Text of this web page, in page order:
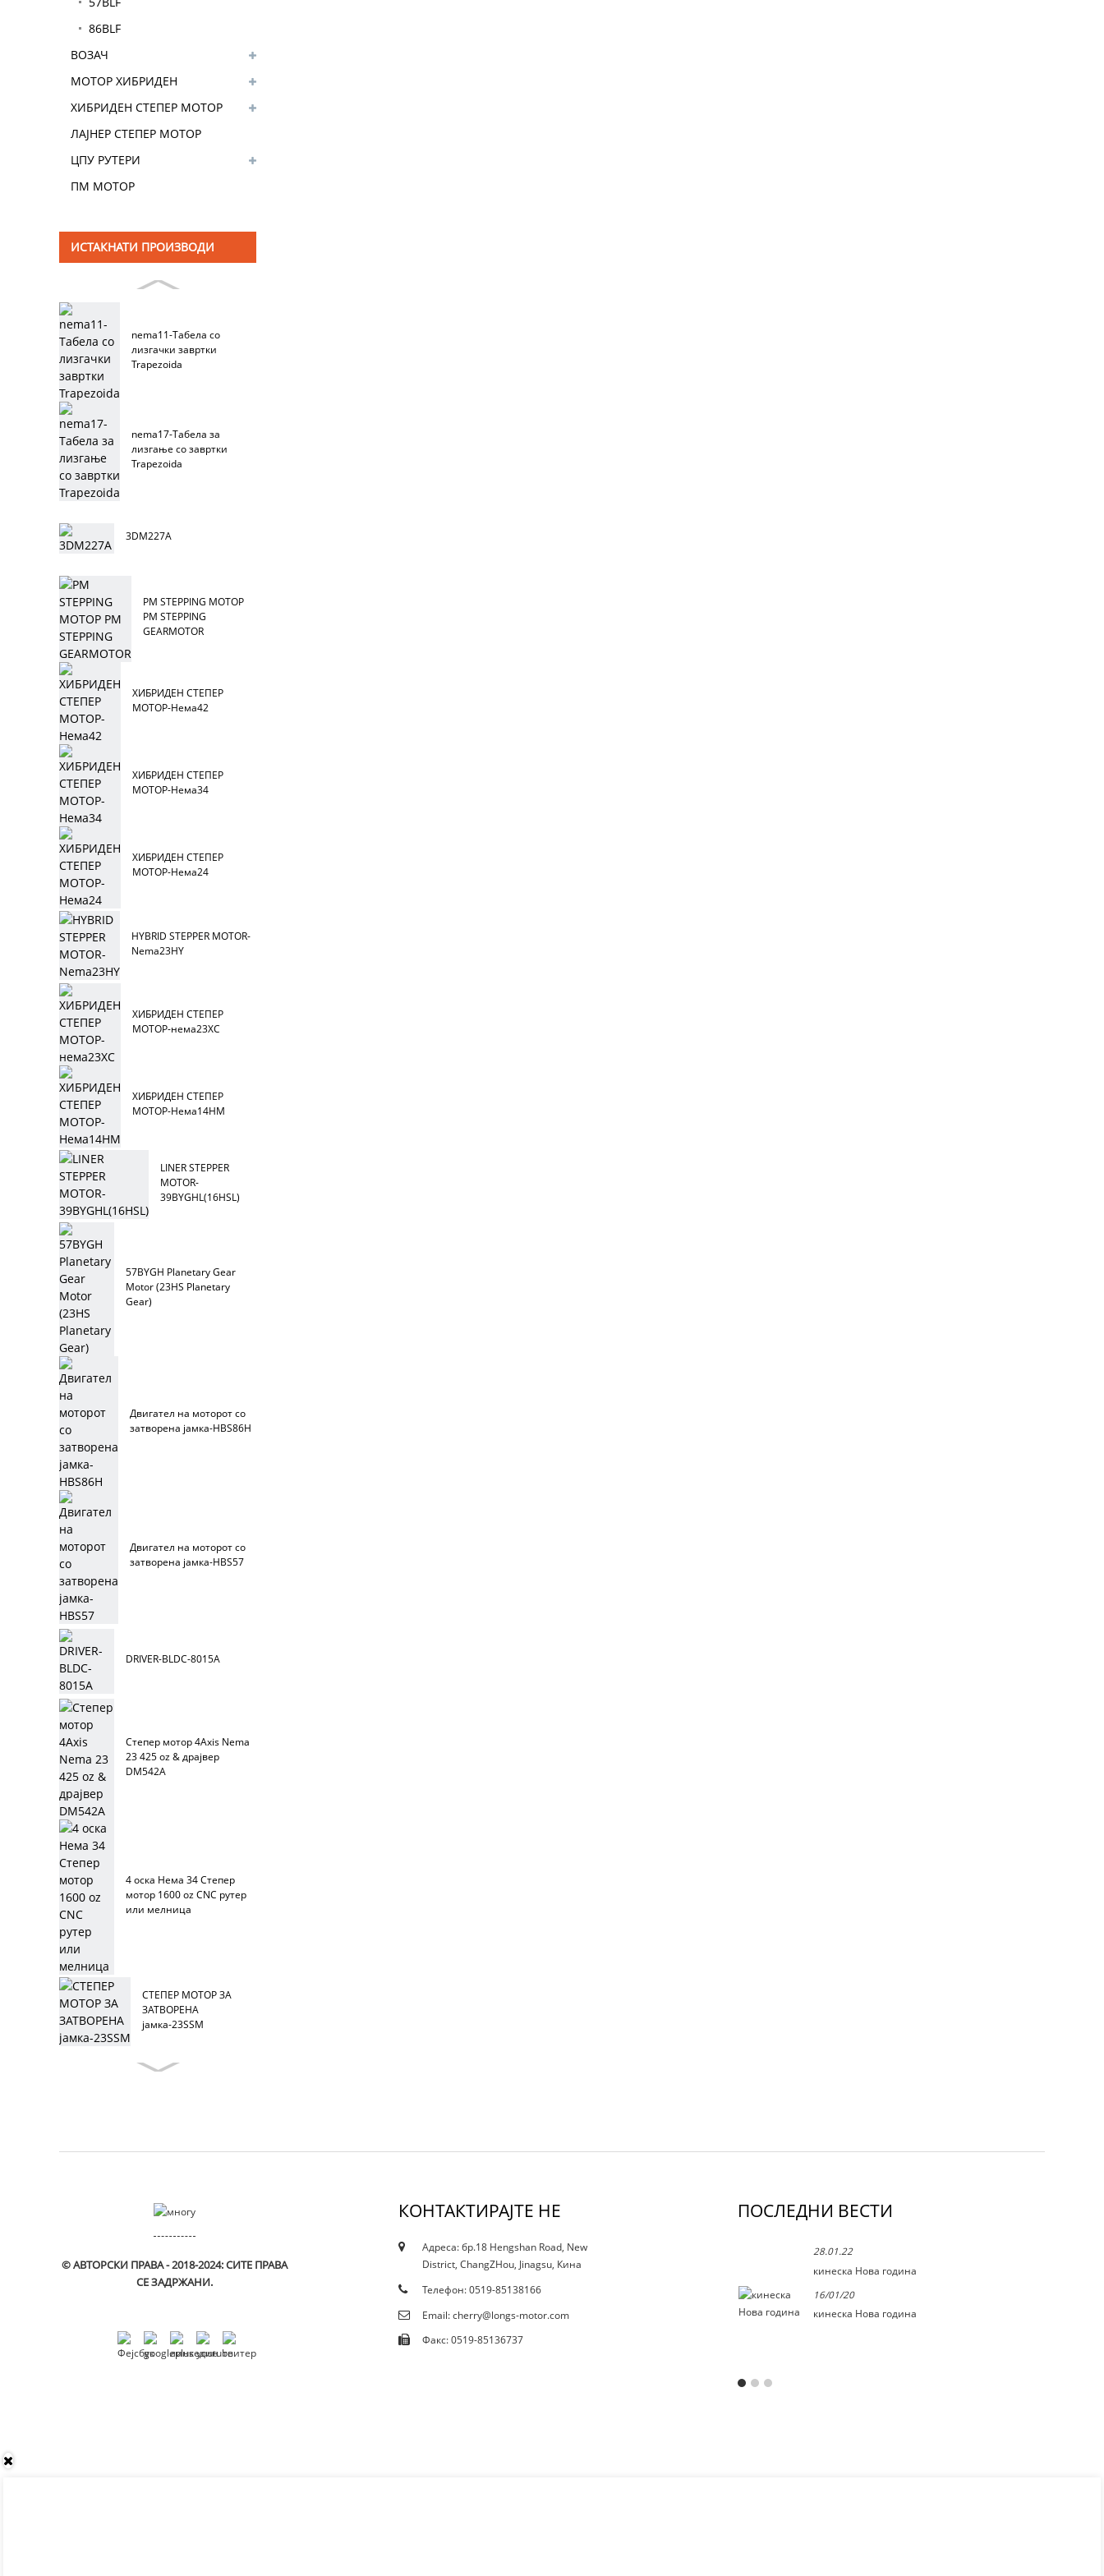
86BLF
ВОЗАЧ
МОТОР ХИБРИДЕН
МЕНУВАЧ
ХИБРИДЕН СТЕПЕР МОТОР
ЗА СОПИРАЊЕ
ЛАЈНЕР СТЕПЕР МОТОР
ЦПУ РУТЕРИ
ПМ МОТОР
ИСТАКНАТИ ПРОИЗВОДИ
nema11-Табела со
лизгачки завртки
Trapezoida
nema17-Табела за
лизгање со завртки
Trapezoida
3DM227A
PM STEPPING МОТОР
PM STEPPING
GEARMOTOR
ХИБРИДЕН СТЕПЕР
МОТОР-Нема42
ХИБРИДЕН СТЕПЕР
МОТОР-Нема34
ХИБРИДЕН СТЕПЕР
МОТОР-Нема24
HYBRID STEPPER MOTOR-
Nema23HY
ХИБРИДЕН СТЕПЕР
МОТОР-нема23ХС
ХИБРИДЕН СТЕПЕР
МОТОР-Нема14НМ
LINER STEPPER
MOTOR-
39BYGHL(16HSL)
57BYGH Planetary Gear
Motor (23HS Planetary
Gear)
Двигател на моторот со
затворена јамка-HBS86H
Двигател на моторот со
затворена јамка-HBS57
DRIVER-BLDC-8015A
Степер мотор 4Axis Nema
23 425 oz & драјвер
DM542A
4 оска Нема 34 Степер
мотор 1600 oz CNC рутер
или мелница
СТЕПЕР МОТОР ЗА
ЗАТВОРЕНА
јамка-23SSM
© АВТОРСКИ ПРАВА - 2018-2024: СИТЕ ПРАВА
СЕ ЗАДРЖАНИ.
КОНТАКТИРАЈТЕ НЕ
Адреса: бр.18 Hengshan Road, New
District, ChangZHou, Jinagsu, Кина
Телефон: 0519-85138166
Email: cherry@longs-motor.com
Факс: 0519-85136737
ПОСЛЕДНИ ВЕСТИ
18.10.19
Сертификати
28.01.22
кинеска Нова година
16/01/20
кинеска Нова година